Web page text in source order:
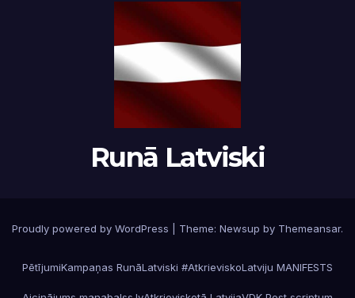
Runā Latviski
Proudly powered by WordPress Theme: Newsup by Themeansar.
PētījumiKampaņas RunāLatviski #AtkrieviskoLatviju MANIFESTS